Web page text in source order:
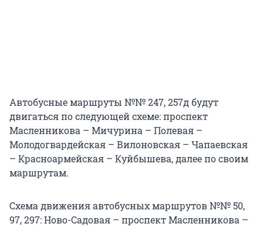
Автобусные маршруты №№ 247, 257д будут
двигаться по следующей схеме: проспект
Масленникова – Мичурина – Полевая –
Молодогвардейская – Вилоновская – Чапаевская
– Красноармейская – Куйбышева, далее по своим
маршрутам.
Схема движения автобусных маршрутов №№ 50,
97, 297: Ново-Садовая – проспект Масленникова –